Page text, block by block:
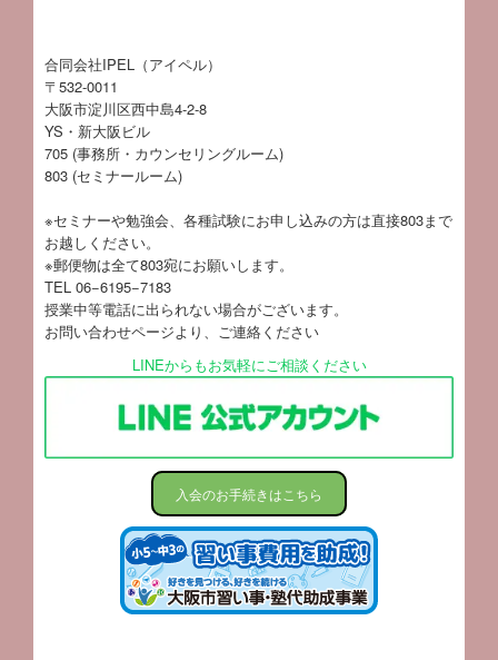
合同会社IPEL（アイペル）
〒532-0011
大阪市淀川区西中島4-2-8
YS・新大阪ビル
705 (事務所・カウンセリングルーム)
803 (セミナールーム)
※セミナーや勉強会、各種試験にお申し込みの方は直接803まで
お越しください。
※郵便物は全て803宛にお願いします。
TEL 06−6195−7183
授業中等電話に出られない場合がございます。
お問い合わせページより、ご連絡ください
LINEからもお気軽にご相談ください
入会のお手続きはこちら